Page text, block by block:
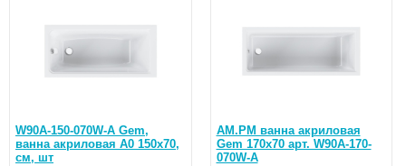
W90A-150-070W-A Gem,
ванна акриловая A0 150x70,
см, шт
AM.PM ванна акриловая
Gem 170x70 арт. W90A-170-
070W-A